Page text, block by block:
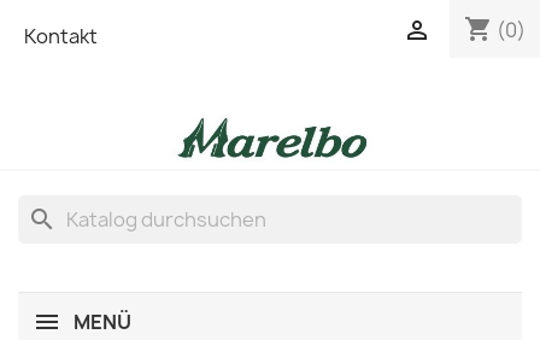
Kontakt shopping_cart (0)

search
MENÜ